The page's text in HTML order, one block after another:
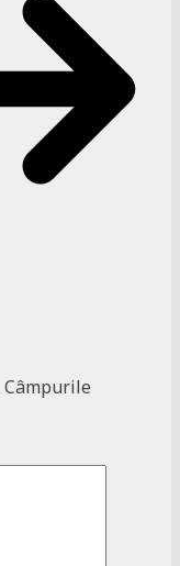
Câmpurile